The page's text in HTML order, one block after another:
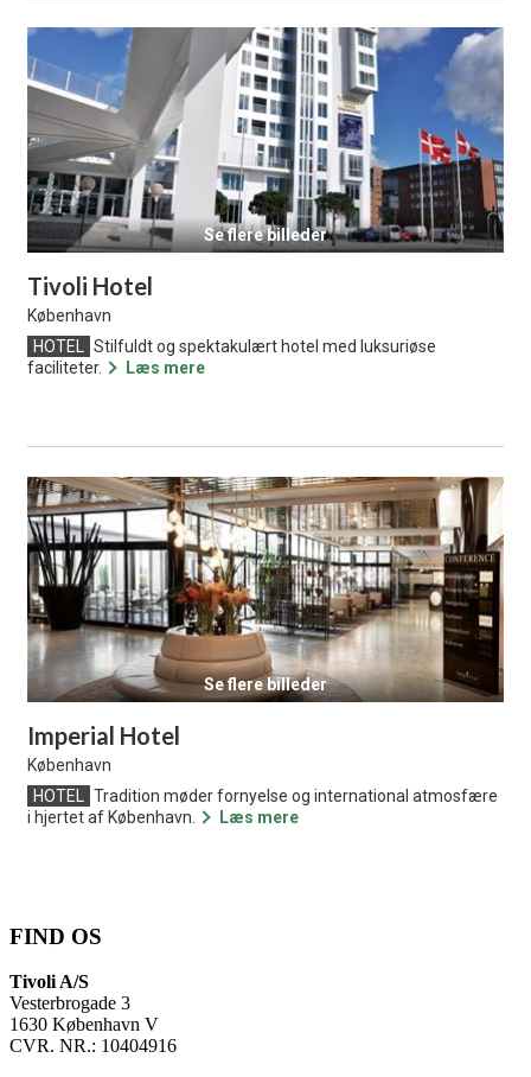
Tivoli Hotel
København
HOTEL
Stilfuldt og spektakulært hotel med luksuriøse
faciliteter.
Læs mere
Se flere billeder
Imperial Hotel
København
HOTEL
Tradition møder fornyelse og international atmosfære
i hjertet af København.
Læs mere
Se flere billeder
FIND OS
Tivoli A/S
Vesterbrogade 3
1630 København V
CVR. NR.: 10404916